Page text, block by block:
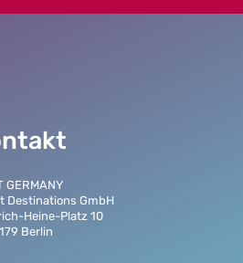
GERMANY
Destinations GmbH
Heine-Platz 10
Berlin